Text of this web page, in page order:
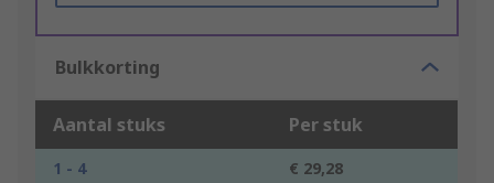
Bulkkorting
Aantal stuks Per stuk
1 - 4
€ 29,28